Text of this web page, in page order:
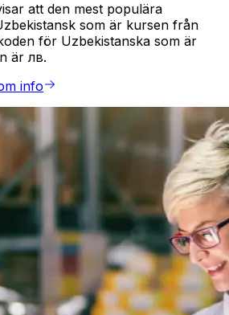
att den mest populära
som är kursen från
för Uzbekistanska som är
är лв.
info